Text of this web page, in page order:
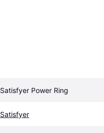
Satisfyer Power Ring
Satisfyer